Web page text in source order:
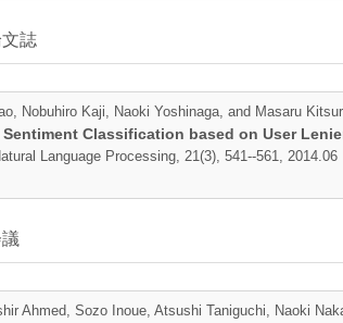
誌
Nobuhiro Kaji, Naoki Yoshinaga, and Masaru
Classification based on User
Language Processing, 21(3), 541--561, 2014.06
Ahmed, Sozo Inoue, Atsushi Taniguchi, Naoki